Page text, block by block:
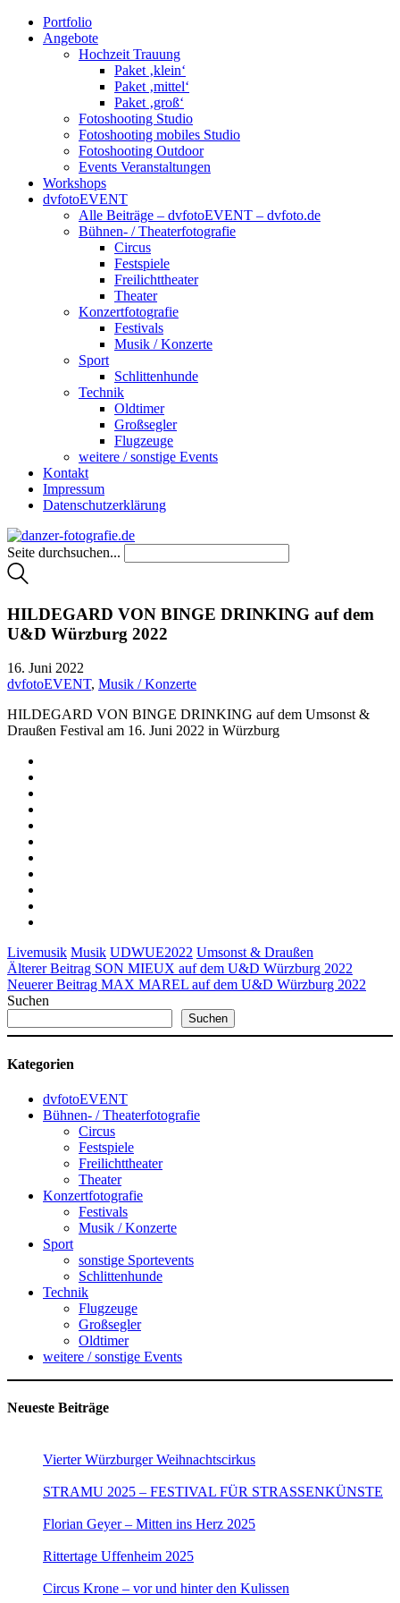
Portfolio
Angebote
Hochzeit Trauung
Paket ‚klein‘
Paket ‚mittel‘
Paket ‚groß‘
Fotoshooting Studio
Fotoshooting mobiles Studio
Fotoshooting Outdoor
Events Veranstaltungen
Workshops
dvfotoEVENT
Alle Beiträge – dvfotoEVENT – dvfoto.de
Bühnen- / Theaterfotografie
Circus
Festspiele
Freilichttheater
Theater
Konzertfotografie
Festivals
Musik / Konzerte
Sport
Schlittenhunde
Technik
Oldtimer
Großsegler
Flugzeuge
weitere / sonstige Events
Kontakt
Impressum
Datenschutzerklärung
Seite durchsuchen...
HILDEGARD VON BINGE DRINKING auf dem
U&D Würzburg 2022
16. Juni 2022
dvfotoEVENT, Musik / Konzerte
HILDEGARD VON BINGE DRINKING auf dem Umsonst &
Draußen Festival am 16. Juni 2022 in Würzburg
Livemusik Musik UDWUE2022 Umsonst & Draußen
Älterer Beitrag SON MIEUX auf dem U&D Würzburg 2022
Neuerer Beitrag MAX MAREL auf dem U&D Würzburg 2022
Suchen
Suchen
Kategorien
dvfotoEVENT
Bühnen- / Theaterfotografie
Circus
Festspiele
Freilichttheater
Theater
Konzertfotografie
Festivals
Musik / Konzerte
Sport
sonstige Sportevents
Schlittenhunde
Technik
Flugzeuge
Großsegler
Oldtimer
weitere / sonstige Events
Neueste Beiträge
Vierter Würzburger Weihnachtscirkus
STRAMU 2025 – FESTIVAL FÜR STRASSENKÜNSTE
Florian Geyer – Mitten ins Herz 2025
Rittertage Uffenheim 2025
Circus Krone – vor und hinter den Kulissen